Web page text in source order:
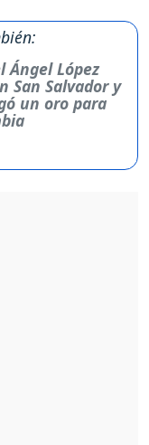
Ángel López
San Salvador y
un oro para